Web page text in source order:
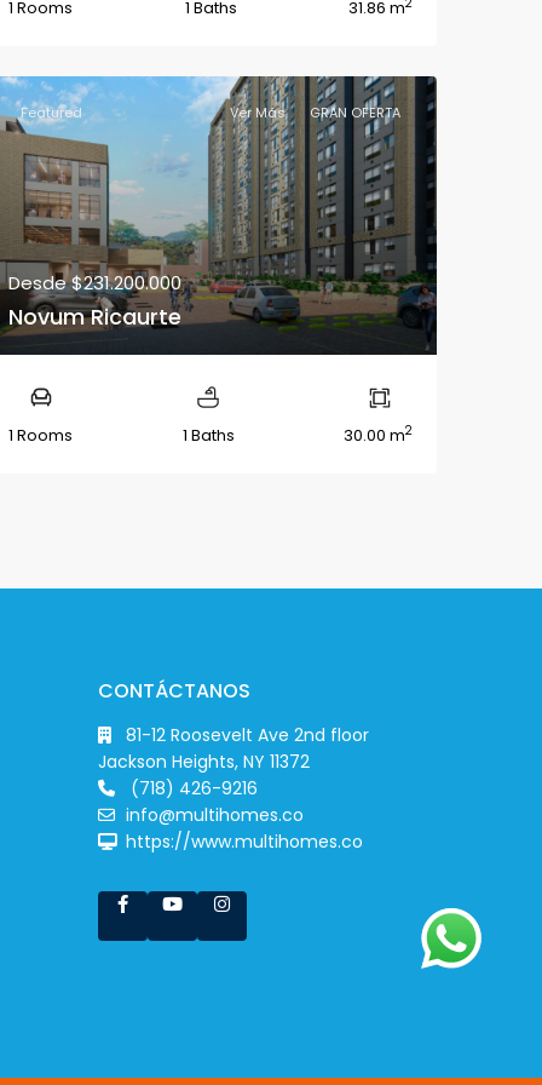
1 Rooms 1 Baths 31.86 m2
Featured Ver Más GRAN OFERTA
Desde$231.200.000
Novum Ricaurte
1 Rooms 1 Baths 30.00 m2
CONTÁCTANOS
81-12 Roosevelt Ave 2nd floor
Jackson Heights, NY 11372
(718) 426-9216
info@multihomes.co
https://www.multihomes.co